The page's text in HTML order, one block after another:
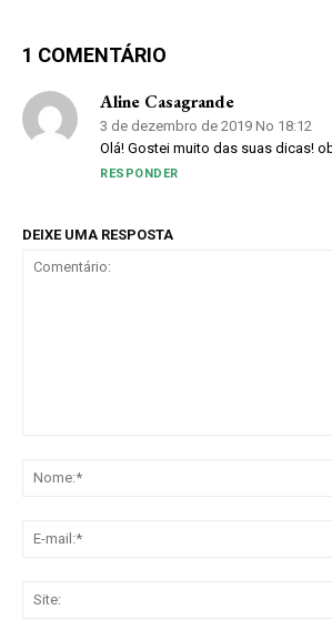
1 COMENTÁRIO
Aline Casagrande
3 de dezembro de 2019 No 18:12
Olá! Gostei muito das suas dicas!
RESPONDER
DEIXE UMA RESPOSTA